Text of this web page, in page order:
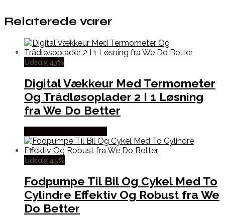
Relaterede varer
Udsalg 43%
Digital Vækkeur Med Termometer
Og Trådløsoplader 2 I 1 Løsning
fra We Do Better
Udsalg 45%
Fodpumpe Til Bil Og Cykel Med To
Cylindre Effektiv Og Robust fra We
Do Better